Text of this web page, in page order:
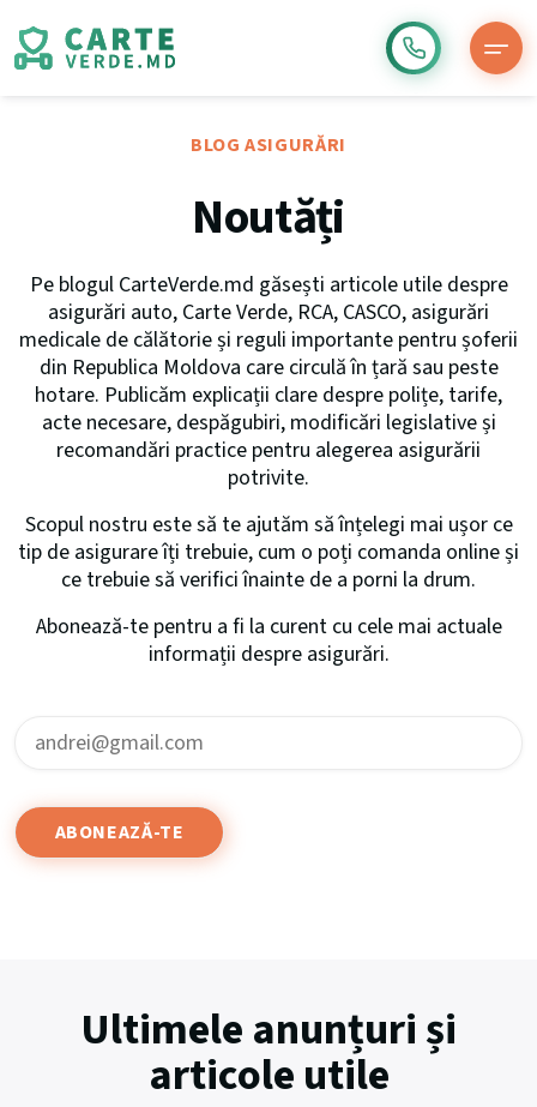
BLOG ASIGURĂRI
Noutăți
Pe blogul CarteVerde.md găsești articole utile despre
asigurări auto, Carte Verde, RCA, CASCO, asigurări
medicale de călătorie și reguli importante pentru șoferii
din Republica Moldova care circulă în țară sau peste
hotare. Publicăm explicații clare despre polițe, tarife,
acte necesare, despăgubiri, modificări legislative și
recomandări practice pentru alegerea asigurării
potrivite.
Scopul nostru este să te ajutăm să înțelegi mai ușor ce
tip de asigurare îți trebuie, cum o poți comanda online și
ce trebuie să verifici înainte de a porni la drum.
Abonează-te pentru a fi la curent cu cele mai actuale
informații despre asigurări.
Ultimele anunțuri și
articole utile